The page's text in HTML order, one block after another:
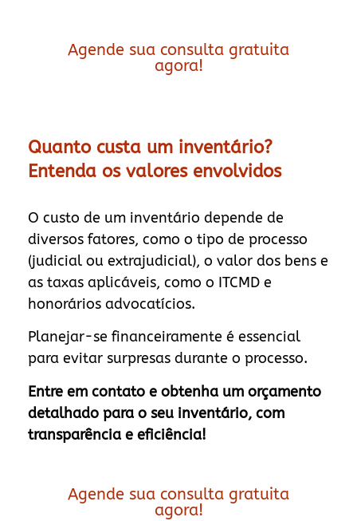
Agende sua consulta gratuita
agora!
Quanto custa um inventário?
Entenda os valores envolvidos
O custo de um inventário depende de
diversos fatores, como o tipo de processo
(judicial ou extrajudicial), o valor dos bens e
as taxas aplicáveis, como o ITCMD e
honorários advocatícios.
Planejar-se financeiramente é essencial
para evitar surpresas durante o processo.
Entre em contato e obtenha um orçamento
detalhado para o seu inventário, com
transparência e eficiência!
Agende sua consulta gratuita
agora!